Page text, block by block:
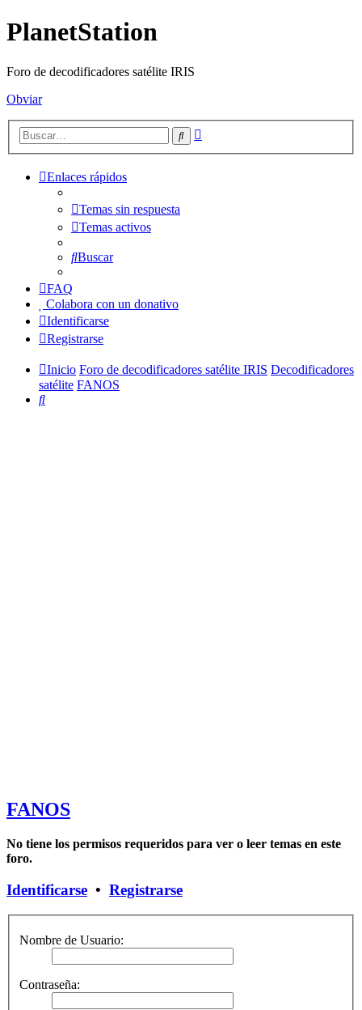
PlanetStation
Foro de decodificadores satélite IRIS
Obviar
Buscar
Enlaces rápidos
Temas sin respuesta
Temas activos
Buscar
FAQ
Colabora con un donativo
Identificarse
Registrarse
Inicio Foro de decodificadores satélite IRIS Decodificadores
satélite FANOS
Buscar
FANOS
No tiene los permisos requeridos para ver o leer temas en este
foro.
Identificarse • Registrarse
Nombre de Usuario:
Contraseña: